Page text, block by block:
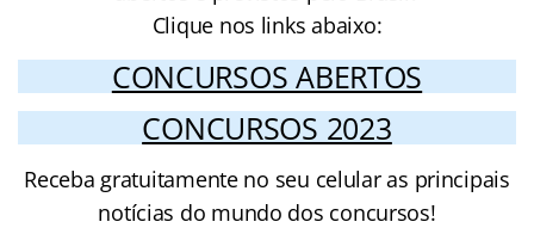
Clique nos links abaixo:
CONCURSOS ABERTOS
CONCURSOS 2023
Receba gratuitamente no seu celular as principais
notícias do mundo dos concursos!